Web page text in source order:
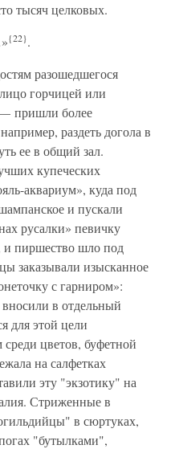
тысяч целковых.
{22}.
разошедшегося
горчицей или
— пришли более
раздеть догола в
ее в общий зал.
купеческих
аквариум», куда под
и пускали
русалки» певичку
и пиршество шло под
заказывали изысканное
с гарниром»:
в отдельный
для этой цели
цветов, буфетной
на салфетках
эту "экзотику" на
Стриженные в
в сюртуках,
"бутылками",